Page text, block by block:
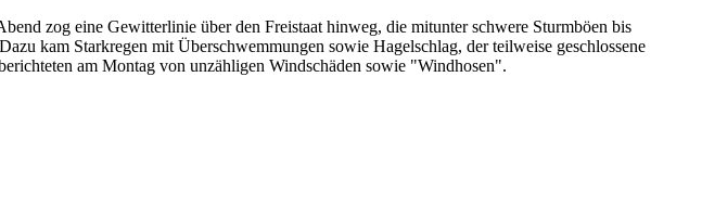
zog eine Gewitterlinie über den Freistaat hinweg, die mitunter schwere Sturmböen bis
kam Starkregen mit Überschwemmungen sowie Hagelschlag, der teilweise geschlossene
am Montag von unzähligen Windschäden sowie "Windhosen".